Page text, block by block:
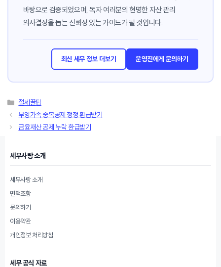
바탕으로 검증되었으며, 독자 여러분의 현명한 자산 관리
의사결정을 돕는 신뢰성 있는 가이드가 될 것입니다.
최신 세무 정보 더보기 운영진에게 문의하기
카
테
리
절세꿀팁
부양가족 중복공제 정정 환급받기
금융재산 공제 누락 환급받기
세무사랑 소개
세무사랑 소개
면책조항
문의하기
이용약관
개인정보 처리방침
세무 공식 자료